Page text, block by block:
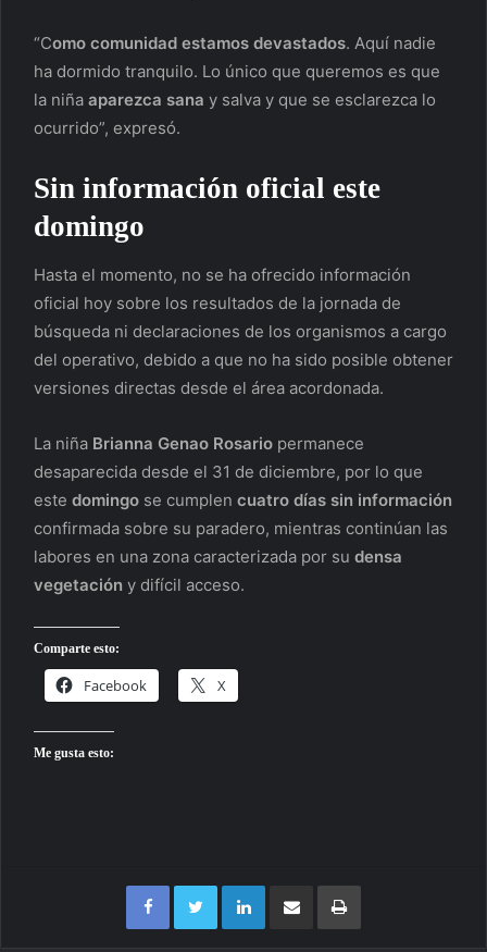
“Como comunidad estamos devastados. Aquí nadie
ha dormido tranquilo. Lo único que queremos es que
la niña aparezca sana y salva y que se esclarezca lo
ocurrido”, expresó.
Sin información oficial este
domingo
Hasta el momento, no se ha ofrecido información
oficial hoy sobre los resultados de la jornada de
búsqueda ni declaraciones de los organismos a cargo
del operativo, debido a que no ha sido posible obtener
versiones directas desde el área acordonada.
La niña Brianna Genao Rosario permanece
desaparecida desde el 31 de diciembre, por lo que
este domingo se cumplen cuatro días sin información
confirmada sobre su paradero, mientras continúan las
labores en una zona caracterizada por su densa
vegetación y difícil acceso.
Comparte esto:
Facebook X
Me gusta esto:
FacebookTwitterLinkedInCompartir por correo electrónicoImprimir